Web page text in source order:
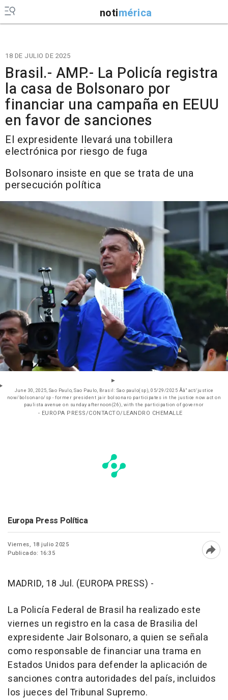
notimérica
18 DE JULIO DE 2025
Brasil.- AMP.- La Policía registra
la casa de Bolsonaro por
financiar una campaña en EEUU
en favor de sanciones
El expresidente llevará una tobillera
electrónica por riesgo de fuga
Bolsonaro insiste en que se trata de una
persecución política
June 30, 2025, Sao Paulo, Sao Paulo, Brasil: Sao paulo(sp), 05/29/2025 Ãâ" act/justice
now/bolsonaro/sp - former president jair bolsonaro participates in the justice now act on
paulista avenue on sunday afternoon(26), with the participation of governor
- EUROPA PRESS/CONTACTO/LEANDRO CHEMALLE
Europa Press Política
Viernes, 18 julio 2025
Publicado: 16:35
MADRID, 18 Jul. (EUROPA PRESS) -
La Policía Federal de Brasil ha realizado este
viernes un registro en la casa de Brasilia del
expresidente Jair Bolsonaro, a quien se señala
como responsable de financiar una trama en
Estados Unidos para defender la aplicación de
sanciones contra autoridades del país, incluidos
los jueces del Tribunal Supremo.